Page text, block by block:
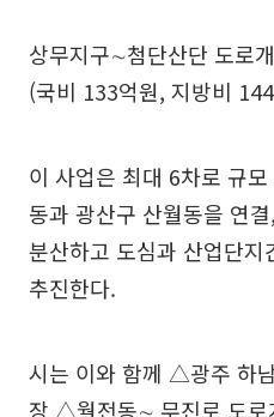
상무지구∼첨단산단 도로
(국비 133억원, 지방비
이 사업은 최대 6차로 규
동과 광산구 산월동을 연
분산하고 도심과 산업단지
추진한다.
시는 이와 함께 △광주 하
장 △월전동∼ 무진로 도